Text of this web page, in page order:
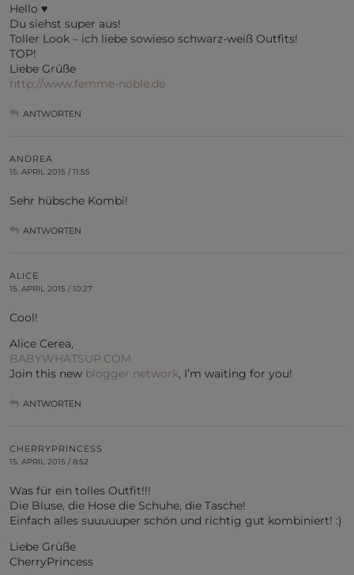
Hello ♥
Du siehst super aus!
Toller Look – ich liebe sowieso schwarz-weiß Outfits!
TOP!
Liebe Grüße
http://www.femme-noble.de
ANTWORTEN
ANDREA
15. APRIL 2015 / 11:55
Sehr hübsche Kombi!
ANTWORTEN
ALICE
15. APRIL 2015 / 10:27
Cool!
Alice Cerea,
BABYWHATSUP.COM
Join this new blogger network, I’m waiting for you!
ANTWORTEN
CHERRYPRINCESS
15. APRIL 2015 / 8:52
Was für ein tolles Outfit!!!
Die Bluse, die Hose die Schuhe, die Tasche!
Einfach alles suuuuuper schön und richtig gut kombiniert! :)
Liebe Grüße
CherryPrincess